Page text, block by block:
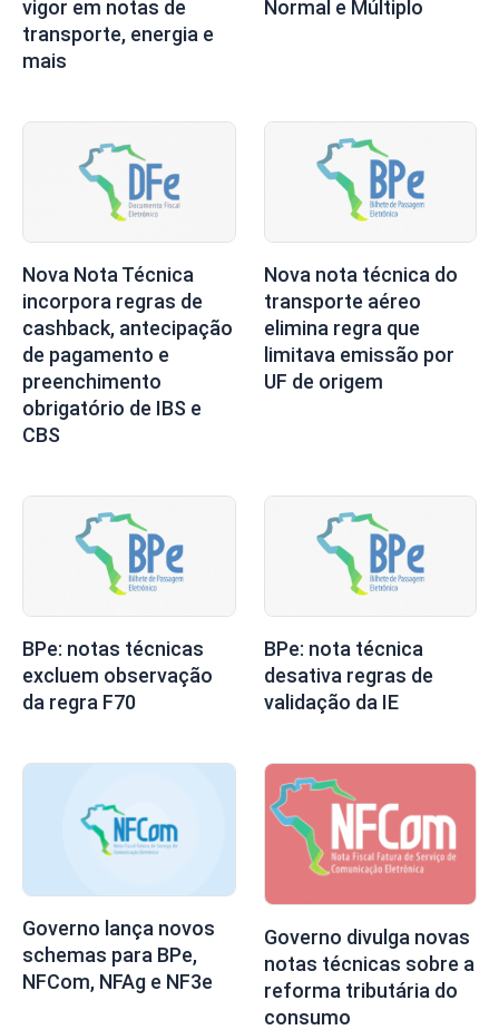
vigor em notas de
transporte, energia e
mais
Normal e Múltiplo
Nova Nota Técnica
incorpora regras de
cashback, antecipação
de pagamento e
preenchimento
obrigatório de IBS e
CBS
Nova nota técnica do
transporte aéreo
elimina regra que
limitava emissão por
UF de origem
BPe: notas técnicas
excluem observação
da regra F70
BPe: nota técnica
desativa regras de
validação da IE
Governo lança novos
schemas para BPe,
NFCom, NFAg e NF3e
Governo divulga novas
notas técnicas sobre a
reforma tributária do
consumo